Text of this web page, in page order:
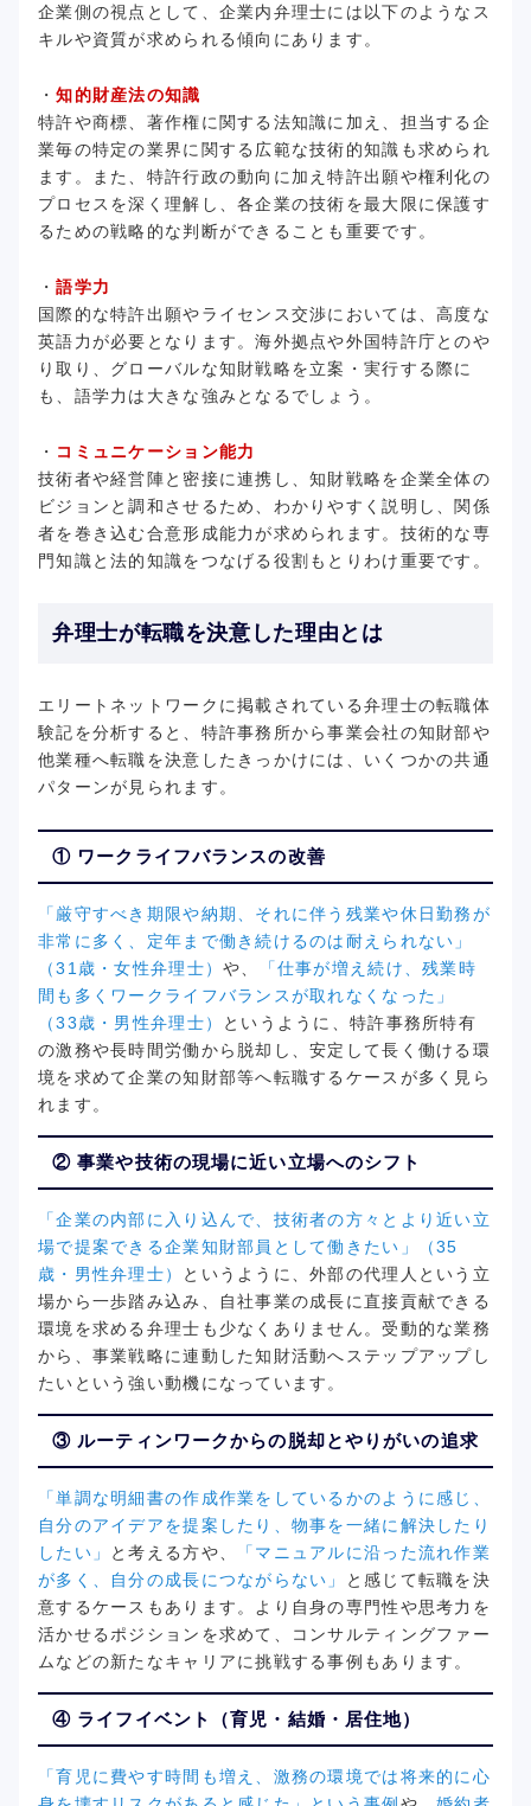
企業側の視点として、企業内弁理士には以下のようなス
キルや資質が求められる傾向にあります。
・知的財産法の知識
特許や商標、著作権に関する法知識に加え、担当する企
業毎の特定の業界に関する広範な技術的知識も求められ
ます。また、特許行政の動向に加え特許出願や権利化の
プロセスを深く理解し、各企業の技術を最大限に保護す
るための戦略的な判断ができることも重要です。
・語学力
国際的な特許出願やライセンス交渉においては、高度な
英語力が必要となります。海外拠点や外国特許庁とのや
り取り、グローバルな知財戦略を立案・実行する際に
も、語学力は大きな強みとなるでしょう。
・ コミュニケーション能力
技術者や経営陣と密接に連携し、知財戦略を企業全体の
ビジョンと調和させるため、わかりやすく説明し、関係
者を巻き込む合意形成能力が求められます。技術的な専
門知識と法的知識をつなげる役割もとりわけ重要です。
弁理士が転職を決意した理由とは
エリートネットワークに掲載されている弁理士の転職体
験記を分析すると、特許事務所から事業会社の知財部や
他業種へ転職を決意したきっかけには、いくつかの共通
パターンが見られます。
① ワークライフバランスの改善
「厳守すべき期限や納期、それに伴う残業や休日勤務が
非常に多く、定年まで働き続けるのは耐えられない」
（31歳・女性弁理士）や、
「仕事が増え続け、残業時
間も多くワークライフバランスが取れなくなった」
（33歳・男性弁理士）
というように、特許事務所特有
の激務や長時間労働から脱却し、安定して長く働ける環
境を求めて企業の知財部等へ転職するケースが多く見ら
れます。
② 事業や技術の現場に近い立場へのシフト
「企業の内部に入り込んで、技術者の方々とより近い立
場で提案できる企業知財部員として働きたい」（35
歳・男性弁理士）
というように、外部の代理人という立
場から一歩踏み込み、自社事業の成長に直接貢献できる
環境を求める弁理士も少なくありません。受動的な業務
から、事業戦略に連動した知財活動へステップアップし
たいという強い動機になっています。
③ ルーティンワークからの脱却とやりがいの追求
「単調な明細書の作成作業をしているかのように感じ、
自分のアイデアを提案したり、物事を一緒に解決したり
したい」
と考える方や、
「マニュアルに沿った流れ作業
が多く、自分の成長につながらない」
と感じて転職を決
意するケースもあります。より自身の専門性や思考力を
活かせるポジションを求めて、コンサルティングファー
ムなどの新たなキャリアに挑戦する事例もあります。
④ ライフイベント（育児・結婚・居住地）
「育児に費やす時間も増え、激務の環境では将来的に心